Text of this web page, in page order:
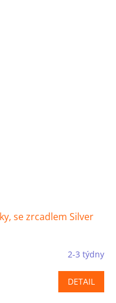
se zrcadlem Silver
2-3 týdny
DETAIL